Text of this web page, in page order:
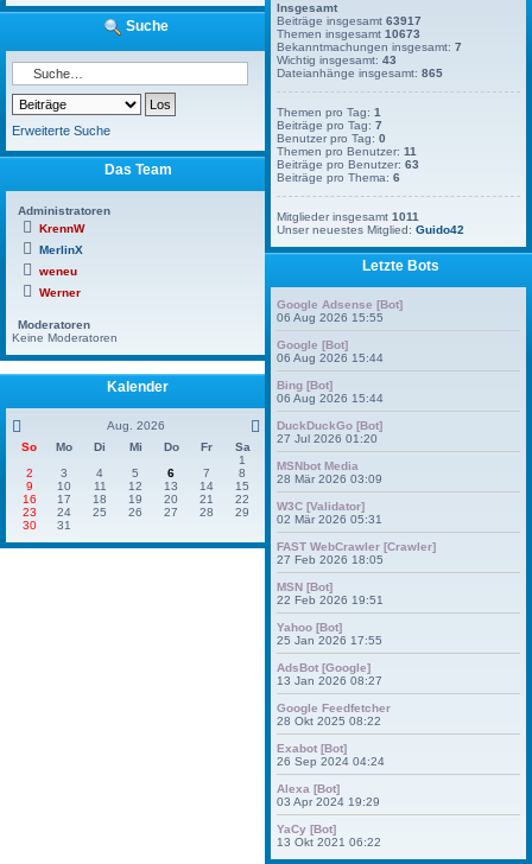
Suche
Erweiterte Suche
Das Team
Administratoren
KrennW
MerlinX
weneu
Werner
Moderatoren
Keine Moderatoren
Kalender
Aug. 2026
So
Mo Di Mi Do Fr
Sa
1
2
3 4 5 6 7
8
9
10 11 12 13 14
15
16
17 18 19 20 21
22
23
24 25 26 27 28
29
30
31
Insgesamt
Beiträge insgesamt63917
Themen insgesamt10673
Bekanntmachungen insgesamt:7
Wichtig insgesamt:43
Dateianhänge insgesamt:865
Themen pro Tag:1
Beiträge pro Tag:7
Benutzer pro Tag:0
Themen pro Benutzer:11
Beiträge pro Benutzer:63
Beiträge pro Thema:6
Mitglieder insgesamt1011
Unser neuestes Mitglied:Guido42
Letzte Bots
Google Adsense [Bot]
06 Aug 2026 15:55
Google [Bot]
06 Aug 2026 15:44
Bing [Bot]
06 Aug 2026 15:44
DuckDuckGo [Bot]
27 Jul 2026 01:20
MSNbot Media
28 Mär 2026 03:09
W3C [Validator]
02 Mär 2026 05:31
FAST WebCrawler [Crawler]
27 Feb 2026 18:05
MSN [Bot]
22 Feb 2026 19:51
Yahoo [Bot]
25 Jan 2026 17:55
AdsBot [Google]
13 Jan 2026 08:27
Google Feedfetcher
28 Okt 2025 08:22
Exabot [Bot]
26 Sep 2024 04:24
Alexa [Bot]
03 Apr 2024 19:29
YaCy [Bot]
13 Okt 2021 06:22